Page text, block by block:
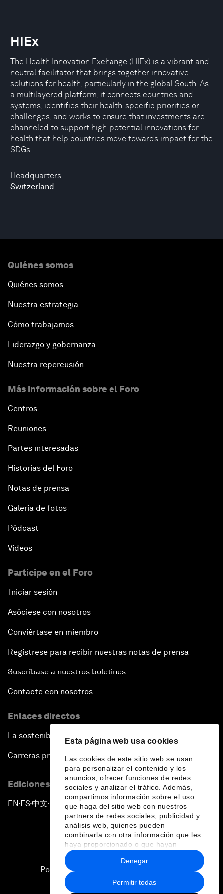
Esta página web usa cookies
Las cookies de este sitio web se usan
para personalizar el contenido y los
anuncios, ofrecer funciones de redes
sociales y analizar el tráfico. Además,
compartimos información sobre el uso
que haga del sitio web con nuestros
partners de redes sociales, publicidad y
análisis web, quienes pueden
combinarla con otra información que les
haya proporcionado o que hayan
recopilado a partir del uso que haya
hecho de sus servicios.
Permitir todas
Denegar
Headquarters
Switzerland
HIEx
The Health Innovation Exchange (HIEx) is a vibrant and
neutral facilitator that brings together innovative
solutions for health, particularly in the global South. As
a multilayered platform, it connects countries and
systems, identifies their health-specific priorities or
challenges, and works to ensure that investments are
channeled to support high-potential innovations for
health that help countries move towards impact for the
SDGs.
Quiénes somos
Quiénes somos
Nuestra estrategia
Cómo trabajamos
Liderazgo y gobernanza
Nuestra repercusión
Más información sobre el Foro
Centros
Reuniones
Partes interesadas
Historias del Foro
Notas de prensa
Galería de fotos
Pódcast
Vídeos
Participe en el Foro
Iniciar sesión
Asóciese con nosotros
Conviértase en miembro
Regístrese para recibir nuestras notas de prensa
Suscríbase a nuestros boletines
Contacte con nosotros
Enlaces directos
La sostenibilidad en el Foro
Carreras profesionales
Ediciones en otros idiomas
EN ▪ES▪中文▪ 日本語
Política de privacidad y normas de uso
Sitemap